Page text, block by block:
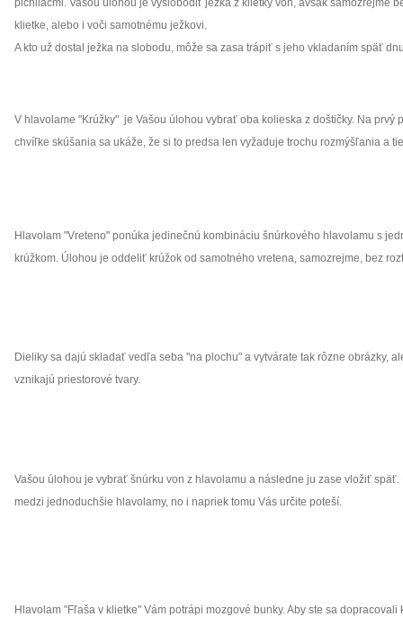
pichliačmi. Vašou úlohou je vyslobodiť ježka z klietky von, avšak samozrejme
klietke, alebo i voči samotnému ježkovi.
A kto už dostal ježka na slobodu, môže sa zasa trápiť s jeho vkladaním späť
V hlavolame "Krúžky" je Vašou úlohou vybrať oba kolieska z doštičky. Na prvý
chvíľke skúšania sa ukáže, že si to predsa len vyžaduje trochu rozmýšľania a
Hlavolam "Vreteno" ponúka jedinečnú kombináciu šnúrkového hlavolamu s
krúžkom. Úlohou je oddeliť krúžok od samotného vretena, samozrejme, bez
Dieliky sa dajú skladať vedľa seba "na plochu" a vytvárate tak rôzne obrázky,
vznikajú priestorové tvary.
Vašou úlohou je vybrať šnúrku von z hlavolamu a následne ju zase vložiť
medzi jednoduchšie hlavolamy, no i napriek tomu Vás určite poteší.
Hlavolam "Fľaša v klietke" Vám potrápi mozgové bunky. Aby ste sa